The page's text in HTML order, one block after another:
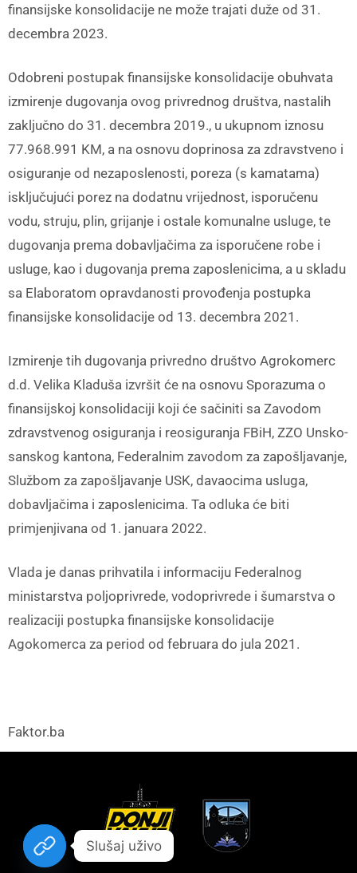
finansijske konsolidacije ne može trajati duže od 31.
decembra 2023.
Odobreni postupak finansijske konsolidacije obuhvata
izmirenje dugovanja ovog privrednog društva, nastalih
zaključno do 31. decembra 2019., u ukupnom iznosu
77.968.991 KM, a na osnovu doprinosa za zdravstveno i
osiguranje od nezaposlenosti, poreza (s kamatama)
isključujući porez na dodatnu vrijednost, isporučenu
vodu, struju, plin, grijanje i ostale komunalne usluge, te
dugovanja prema dobavljačima za isporučene robe i
usluge, kao i dugovanja prema zaposlenicima, a u skladu
sa Elaboratom opravdanosti provođenja postupka
finansijske konsolidacije od 13. decembra 2021.
Izmirenje tih dugovanja privredno društvo Agrokomerc
d.d. Velika Kladuša izvršit će na osnovu Sporazuma o
finansijskoj konsolidaciji koji će sačiniti sa Zavodom
zdravstvenog osiguranja i reosiguranja FBiH, ZZO Unsko-
sanskog kantona, Federalnim zavodom za zapošljavanje,
Službom za zapošljavanje USK, davaocima usluga,
dobavljačima i zaposlenicima. Ta odluka će biti
primjenjivana od 1. januara 2022.
Vlada je danas prihvatila i informaciju Federalnog
ministarstva poljoprivrede, vodoprivrede i šumarstva o
realizaciji postupka finansijske konsolidacije
Agokomerca za period od februara do jula 2021.
Faktor.ba
Slušaj uživo